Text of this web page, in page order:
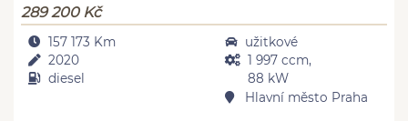
289 200 Kč
157 173 Km
2020
diesel
užitkové
1 997 ccm,
88 kW
Hlavní město Praha